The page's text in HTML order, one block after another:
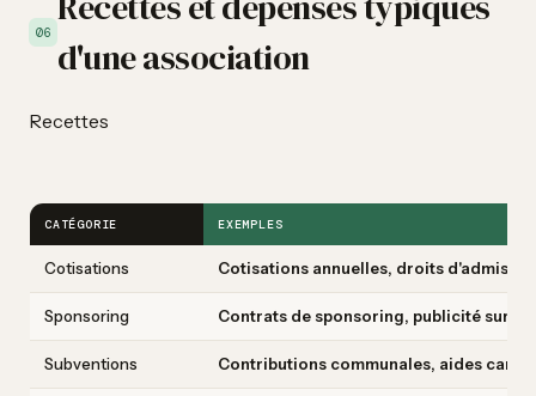
06
d'une association
Recettes
CATÉGORIE EXEMPLES
Cotisations Cotisations annuelles, droits
Sponsoring Contrats de sponsoring, publicité sur
Subventions Contributions communales, aides